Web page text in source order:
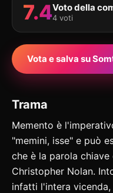
7.4Voto della
4 voti
Vota e salva su
Trama
Memento è
"memini, isse" e può
che è la parola
Christopher Nolan.
infatti l'intera